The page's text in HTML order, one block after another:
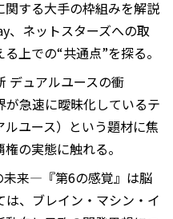
する大手の枠組みを解説
、ネットスターズへの取
上での“共通点”を探る。
デュアルユースの衝
急速に曖昧化しているテ
ユース）という題材に焦
の実態に触れる。
未来―『第6の感覚』は脳
、ブレイン・マシン・イ